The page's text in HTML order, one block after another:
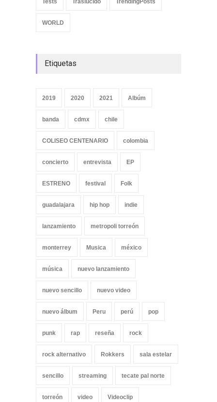
WORLD
Etiquetas
2019 2020 2021 Albúm
banda cdmx chile
COLISEO CENTENARIO colombia
concierto entrevista EP
ESTRENO festival Folk
guadalajara hip hop indie
lanzamiento metropoli torreón
monterrey Musica méxico
música nuevo lanzamiento
nuevo sencillo nuevo video
nuevo álbum Peru perú
punk reseña rock
rock alternativo Rokkers sala estelar
sencillo streaming tecate pal norte
torreón video Videoclip